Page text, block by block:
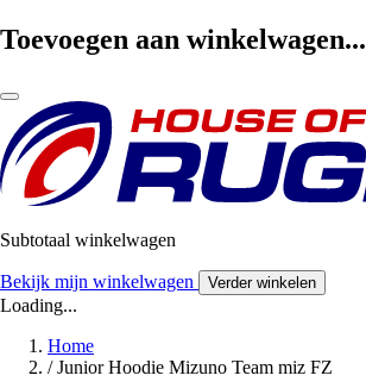
Toevoegen aan winkelwagen...
Subtotaal winkelwagen
Bekijk mijn winkelwagen Verder winkelen
Loading...
Home
/ Junior Hoodie Mizuno Team miz FZ